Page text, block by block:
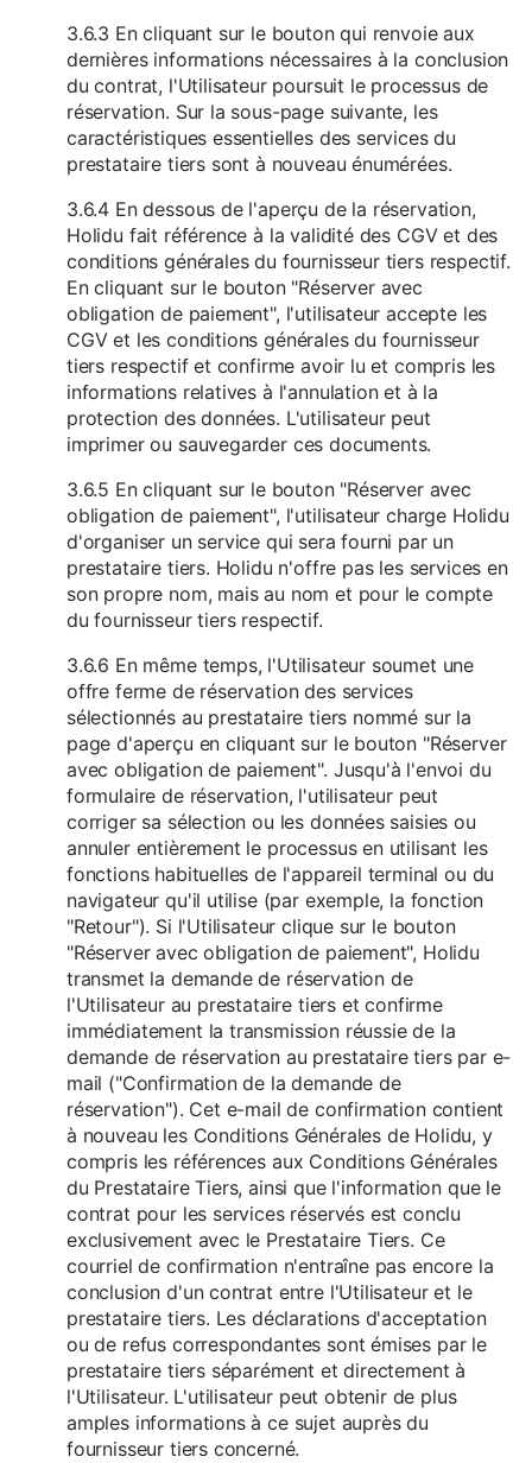
3.6.3 En cliquant sur le bouton qui renvoie aux
dernières informations nécessaires à la conclusion
du contrat, l'Utilisateur poursuit le processus de
réservation. Sur la sous-page suivante, les
caractéristiques essentielles des services du
prestataire tiers sont à nouveau énumérées.
3.6.4 En dessous de l'aperçu de la réservation,
Holidu fait référence à la validité des CGV et des
conditions générales du fournisseur tiers respectif.
En cliquant sur le bouton "Réserver avec
obligation de paiement", l'utilisateur accepte les
CGV et les conditions générales du fournisseur
tiers respectif et confirme avoir lu et compris les
informations relatives à l'annulation et à la
protection des données. L'utilisateur peut
imprimer ou sauvegarder ces documents.
3.6.5 En cliquant sur le bouton "Réserver avec
obligation de paiement", l'utilisateur charge Holidu
d'organiser un service qui sera fourni par un
prestataire tiers. Holidu n'offre pas les services en
son propre nom, mais au nom et pour le compte
du fournisseur tiers respectif.
3.6.6 En même temps, l'Utilisateur soumet une
offre ferme de réservation des services
sélectionnés au prestataire tiers nommé sur la
page d'aperçu en cliquant sur le bouton "Réserver
avec obligation de paiement". Jusqu'à l'envoi du
formulaire de réservation, l'utilisateur peut
corriger sa sélection ou les données saisies ou
annuler entièrement le processus en utilisant les
fonctions habituelles de l'appareil terminal ou du
navigateur qu'il utilise (par exemple, la fonction
"Retour"). Si l'Utilisateur clique sur le bouton
"Réserver avec obligation de paiement", Holidu
transmet la demande de réservation de
l'Utilisateur au prestataire tiers et confirme
immédiatement la transmission réussie de la
demande de réservation au prestataire tiers par e-
mail ("Confirmation de la demande de
réservation"). Cet e-mail de confirmation contient
à nouveau les Conditions Générales de Holidu, y
compris les références aux Conditions Générales
du Prestataire Tiers, ainsi que l'information que le
contrat pour les services réservés est conclu
exclusivement avec le Prestataire Tiers. Ce
courriel de confirmation n'entraîne pas encore la
conclusion d'un contrat entre l'Utilisateur et le
prestataire tiers. Les déclarations d'acceptation
ou de refus correspondantes sont émises par le
prestataire tiers séparément et directement à
l'Utilisateur. L'utilisateur peut obtenir de plus
amples informations à ce sujet auprès du
fournisseur tiers concerné.